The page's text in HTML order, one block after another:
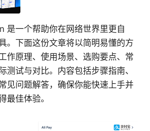
是一个帮助你在网络世界里更自
。下面这份文章将以简明易懂的方
作原理、使用场景、选购要点、常
测试与对比。内容包括步骤指南、
见问题解答，确保你能快速上手并
最佳体验。